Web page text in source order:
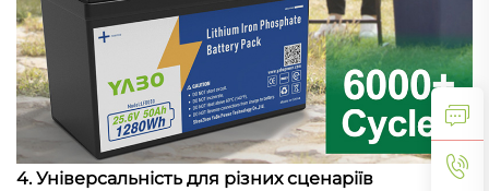
4. Універсальність для різних сценаріїв